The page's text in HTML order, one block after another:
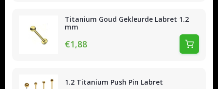
Titanium Goud Gekleurde Labret 1.2
mm
€1,88
1.2 Titanium Push Pin Labret